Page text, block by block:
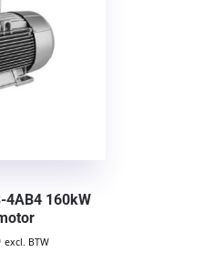
4AB4 160kW
excl. BTW